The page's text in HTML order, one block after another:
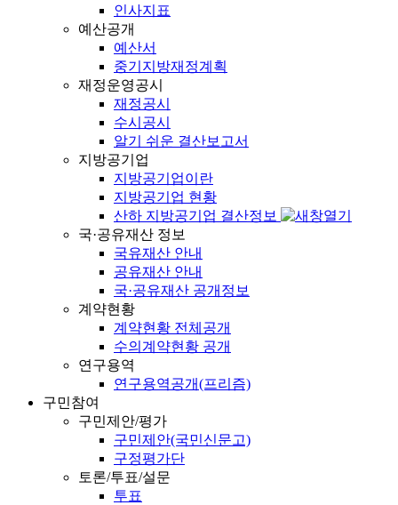
인사지표
예산공개
예산서
중기지방재정계획
재정운영공시
재정공시
수시공시
알기 쉬운 결산보고서
지방공기업
지방공기업이란
지방공기업 현황
산하 지방공기업 결산정보
국·공유재산 정보
국유재산 안내
공유재산 안내
국·공유재산 공개정보
계약현황
계약현황 전체공개
수의계약현황 공개
연구용역
연구용역공개(프리즘)
구민참여
구민제안/평가
구민제안(국민신문고)
구정평가단
토론/투표/설문
투표